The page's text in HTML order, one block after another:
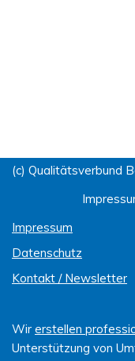
(c) Qualitätsverbund
Impressum
Datenschutz
Kontakt / Newsletter
Wir erstellen
Unterstützung von